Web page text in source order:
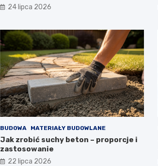
24 lipca 2026
BUDOWA MATERIAŁY BUDOWLANE
Jak zrobić suchy beton – proporcje i
zastosowanie
22 lipca 2026